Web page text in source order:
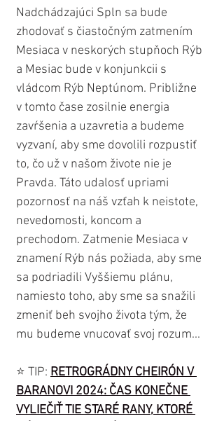
Nadchádzajúci Spln sa bude
zhodovať s čiastočným zatmením
Mesiaca v neskorých stupňoch Rýb
a Mesiac bude v konjunkcii s
vládcom Rýb Neptúnom. Približne
v tomto čase zosilnie energia
zavŕšenia a uzavretia a budeme
vyzvaní, aby sme dovolili rozpustiť
to, čo už v našom živote nie je
Pravda. Táto udalosť upriami
pozornosť na náš vzťah k neistote,
nevedomosti, koncom a
prechodom. Zatmenie Mesiaca v
znamení Rýb nás požiada, aby sme
sa podriadili Vyššiemu plánu,
namiesto toho, aby sme sa snažili
zmeniť beh svojho života tým, že
mu budeme vnucovať svoj rozum...
⭐️ TIP: RETROGRÁDNY CHEIRÓN V
BARANOVI 2024: ČAS KONEČNE
VYLIEČIŤ TIE STARÉ RANY, KTORÉ